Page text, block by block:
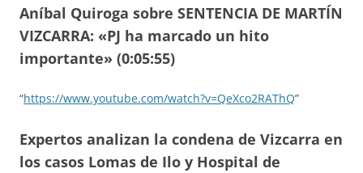
Aníbal Quiroga sobre SENTENCIA DE MARTÍN
VIZCARRA: «PJ ha marcado un hito
importante» (0:05:55)
“https://www.youtube.com/watch?v=QeXco2RAThQ”
Expertos analizan la condena de Vizcarra en
los casos Lomas de Ilo y Hospital de